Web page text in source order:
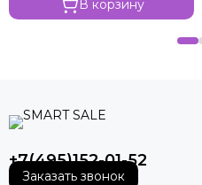
В корзину
+7(495)152-01-52
Заказать звонок